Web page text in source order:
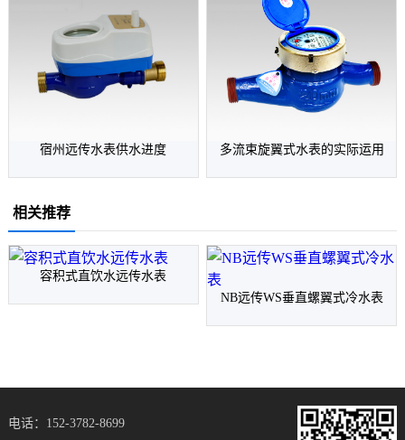
宿州远传水表供水进度 多流束旋翼式水表的实际运用
相关推荐
容积式直饮水远传水表
NB远传WS垂直螺翼式冷水表
电话：152-3782-8699